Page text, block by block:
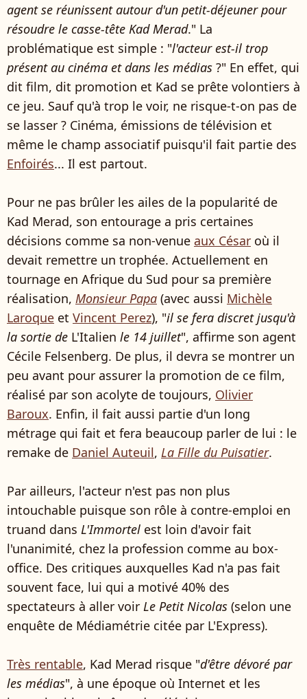
agent se réunissent autour d'un petit-déjeuner pour
résoudre le casse-tête Kad Merad." La
problématique est simple : "l'acteur est-il trop
présent au cinéma et dans les médias ?" En effet, qui
dit film, dit promotion et Kad se prête volontiers à
ce jeu. Sauf qu'à trop le voir, ne risque-t-on pas de
se lasser ? Cinéma, émissions de télévision et
même le champ associatif puisqu'il fait partie des
Enfoirés... Il est partout.
Pour ne pas brûler les ailes de la popularité de
Kad Merad, son entourage a pris certaines
décisions comme sa non-venue aux César où il
devait remettre un trophée. Actuellement en
tournage en Afrique du Sud pour sa première
réalisation, Monsieur Papa (avec aussi Michèle
Laroque et Vincent Perez), "il se fera discret jusqu'à
la sortie de L'Italien le 14 juillet", affirme son agent
Cécile Felsenberg. De plus, il devra se montrer un
peu avant pour assurer la promotion de ce film,
réalisé par son acolyte de toujours, Olivier
Baroux. Enfin, il fait aussi partie d'un long
métrage qui fait et fera beaucoup parler de lui : le
remake de Daniel Auteuil, La Fille du Puisatier.
Par ailleurs, l'acteur n'est pas non plus
intouchable puisque son rôle à contre-emploi en
truand dans L'Immortel est loin d'avoir fait
l'unanimité, chez la profession comme au box-
office. Des critiques auxquelles Kad n'a pas fait
souvent face, lui qui a motivé 40% des
spectateurs à aller voir Le Petit Nicolas (selon une
enquête de Médiamétrie citée par L'Express).
Très rentable, Kad Merad risque "d'être dévoré par
les médias", à une époque où Internet et les